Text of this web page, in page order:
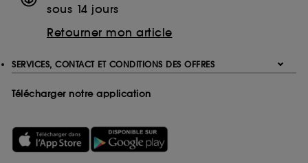
sous 14 jours
Retourner mon article
SERVICES, CONTACT ET CONDITIONS DES OFFRES
Télécharger notre application